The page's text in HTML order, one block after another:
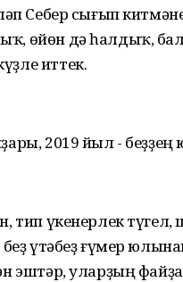
Себер сығып
өйөн дә һалдыҡ,
иттек.
2019 йыл -
тип үкенерлек
үтәбеҙ ғүмер
эштәр, уларҙың